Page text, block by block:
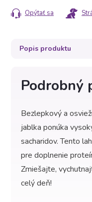
Opýtať sa
Popis produktu
Podrobný
Bezlepkový a
jablka ponúka
sacharidov. Tento
pre doplnenie
Zmiešajte,
celý deň!